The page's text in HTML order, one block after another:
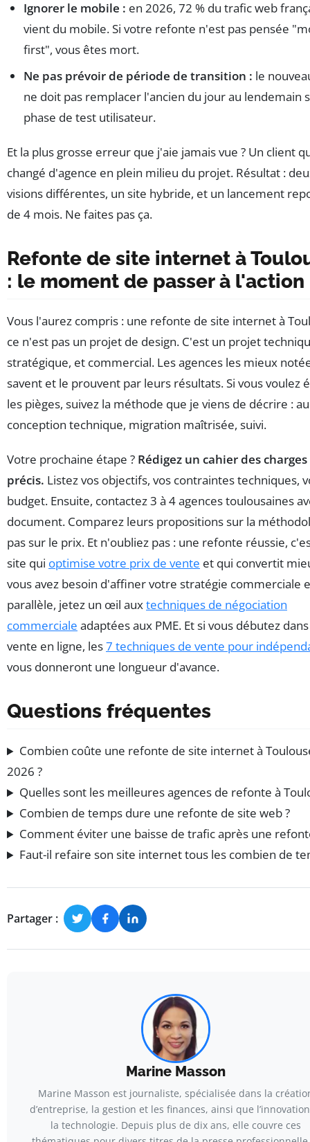
Ignorer le mobile : en 2026, 72 % du trafic web
vient du mobile. Si votre refonte n'est pas pensée
first", vous êtes mort.
Ne pas prévoir de période de transition : le
ne doit pas remplacer l'ancien du jour au lendemain
phase de test utilisateur.
Et la plus grosse erreur que j'aie jamais vue ? Un client
changé d'agence en plein milieu du projet. Résultat :
visions différentes, un site hybride, et un lancement
de 4 mois. Ne faites pas ça.
Refonte de site internet à
: le moment de passer à l'action
Vous l'aurez compris : une refonte de site internet à
ce n'est pas un projet de design. C'est un projet
stratégique, et commercial. Les agences les mieux
savent et le prouvent par leurs résultats. Si vous voulez
les pièges, suivez la méthode que je viens de décrire :
conception technique, migration maîtrisée, suivi.
Votre prochaine étape ? Rédigez un cahier des charges
précis. Listez vos objectifs, vos contraintes techniques,
budget. Ensuite, contactez 3 à 4 agences toulousaines
document. Comparez leurs propositions sur la
pas sur le prix. Et n'oubliez pas : une refonte réussie,
site qui optimise votre prix de vente et qui convertit
vous avez besoin d'affiner votre stratégie commerciale
parallèle, jetez un œil auxtechniques de négociation
commerciale adaptées aux PME. Et si vous débutez
vente en ligne, les7 techniques de vente pour
vous donneront une longueur d'avance.
Questions fréquentes
Combien coûte une refonte de site internet à
2026 ?
Quelles sont les meilleures agences de refonte à
Combien de temps dure une refonte de site web ?
Comment éviter une baisse de trafic après une
Faut-il refaire son site internet tous les combien de
Partager :
Marine Masson
Marine Masson est journaliste, spécialisée dans la
d’entreprise, la gestion et les finances, ainsi que
la technologie. Depuis plus de dix ans, elle couvre ces